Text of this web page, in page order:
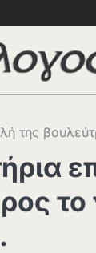
της
το